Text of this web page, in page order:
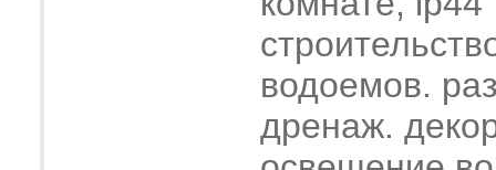
водоемов.
дренаж.